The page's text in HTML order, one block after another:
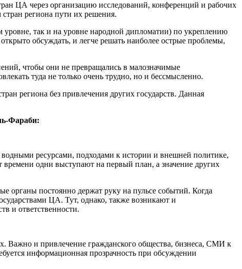
ЦА через организацию исследований, конференций и рабочих
региона пути их решения.
уровне, так и на уровне народной дипломатии) по укреплению
обсуждать, и легче решать наиболее острые проблемы,
чтобы они не превращались в малозначимые
туда не только очень трудно, но и бессмысленно.
региона без привлечения других государств. Данная
Фараби:
ресурсами, подходами к истории и внешней политике,
одни выступают на первый план, а значение других
органы постоянно держат руку на пульсе событий. Когда
ЦА. Тут, однако, также возникают и
и ответственности.
Важно и привлечение гражданского общества, бизнеса, СМИ к
информационная прозрачность при обсуждении